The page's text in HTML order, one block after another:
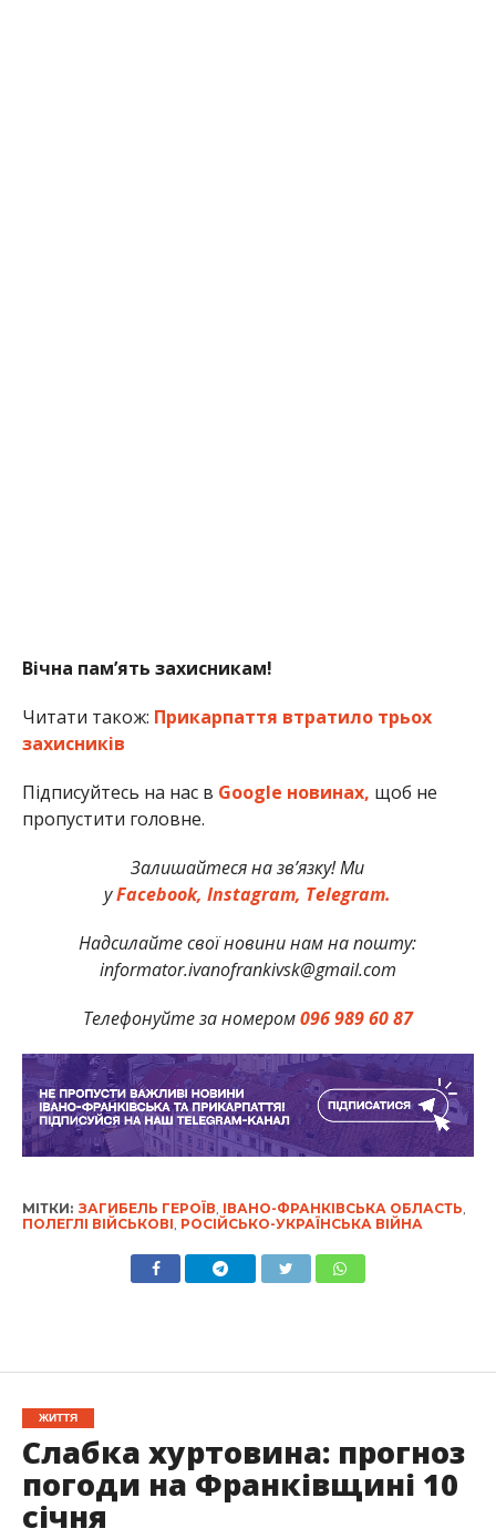
Вічна пам’ять захисникам!
Читати також: Прикарпаття втратило трьох
захисників
Підписуйтесь на нас в Google новинах, щоб не
пропустити головне.
Залишайтеся на зв’язку! Ми
уFacebook, Instagram, Telegram.
Надсилайте свої новини нам на пошту:
informator.ivanofrankivsk@gmail.com
Телефонуйте за номером096 989 60 87
МІТКИ: ЗАГИБЕЛЬ ГЕРОЇВ, ІВАНО-ФРАНКІВСЬКА ОБЛАСТЬ,
ПОЛЕГЛІ ВІЙСЬКОВІ, РОСІЙСЬКО-УКРАЇНСЬКА ВІЙНА
ЖИТТЯ
Слабка хуртовина: прогноз
погоди на Франківщині 10
січня